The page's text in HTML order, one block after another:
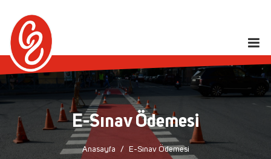
E-Sınav Ödemesi
Anasayfa E-Sınav Ödemesi